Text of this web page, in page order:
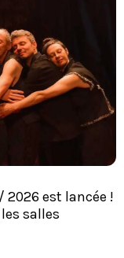
2026 est lancée !
salles